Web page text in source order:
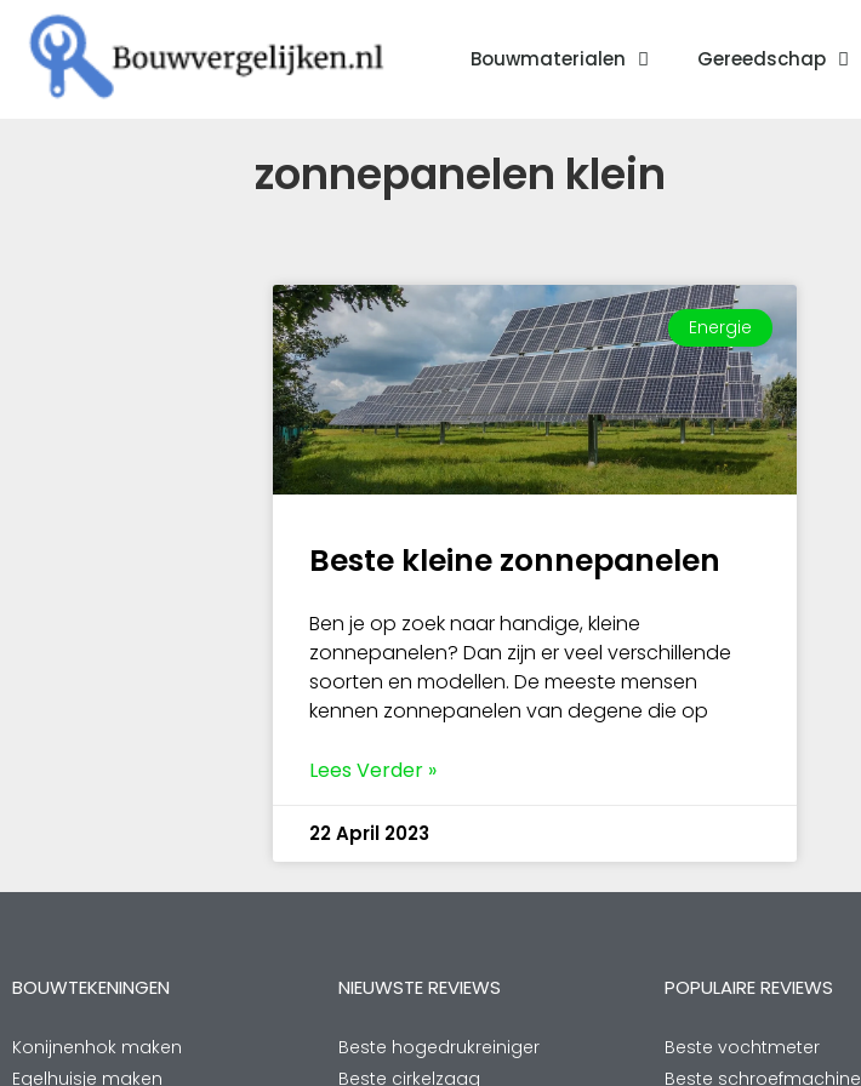
Bouwmaterialen Gereedschap
zonnepanelen klein
Energie
Beste kleine zonnepanelen
Ben je op zoek naar handige, kleine
zonnepanelen? Dan zijn er veel verschillende
soorten en modellen. De meeste mensen
kennen zonnepanelen van degene die op
Lees Verder »
22 April 2023
BOUWTEKENINGEN
Konijnenhok maken
Egelhuisje maken
NIEUWSTE REVIEWS
Beste hogedrukreiniger
Beste cirkelzaag
POPULAIRE REVIEWS
Beste vochtmeter
Beste schroefmachine